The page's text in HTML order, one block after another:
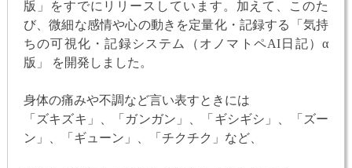
版」をすでにリリースしています。加えて、このた
び、微細な感情や心の動きを定量化・記録する「気持
ちの可視化・記録システム（オノマトペAI日記）α
版」 を開発しました。
身体の痛みや不調など言い表すときには
「ズキズキ」、「ガンガン」、「ギシギシ」、「ズー
ン」、「ギューン」、「チクチク」など、